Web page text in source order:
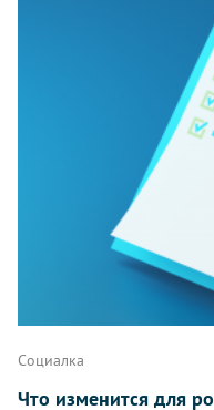
Социалка
Что изменится для